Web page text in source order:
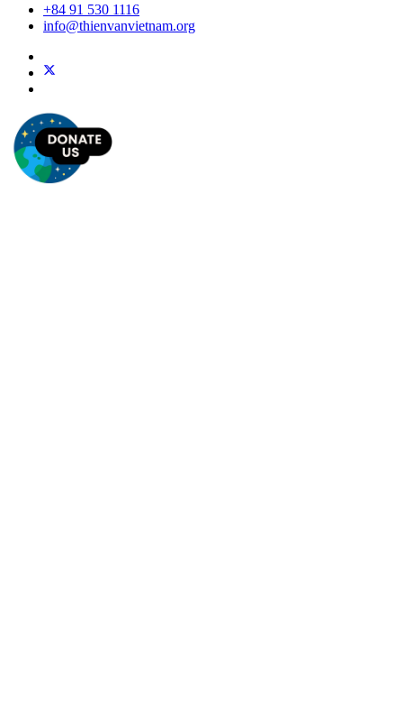
+84 91 530 1116
info@thienvanvietnam.org